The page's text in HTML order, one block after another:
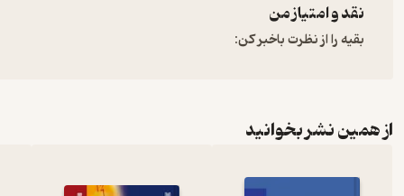
نقد و امتیاز من
بقیه را از نظرت باخبر کن:
از همین نشر بخوانید